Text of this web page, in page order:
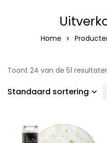
Home
Toont 24 van de 51
Standaard sortering